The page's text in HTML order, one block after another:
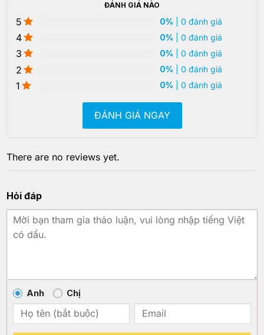
ĐÁNH GIÁ NÀO
5 0% | 0 đánh giá
4 0% | 0 đánh giá
3 0% | 0 đánh giá
2 0% | 0 đánh giá
1 0% | 0 đánh giá
ĐÁNH GIÁ NGAY
There are no reviews yet.
Hỏi đáp
Anh Chị